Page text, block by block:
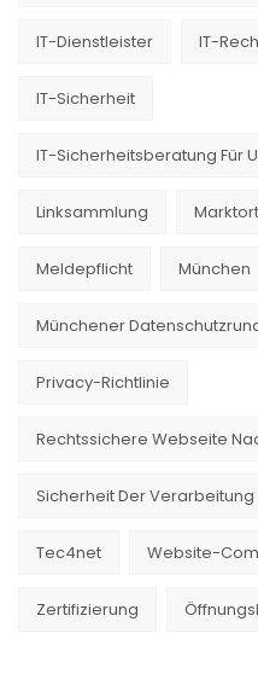
IT-Dienstleister IT-
IT-Sicherheit
IT-Sicherheitsberatung Für
Linksammlung
Meldepflicht München
Münchener
Privacy-Richtlinie
Rechtssichere Webseite
Sicherheit Der Verarbeitung
Tec4net Website-
Zertifizierung